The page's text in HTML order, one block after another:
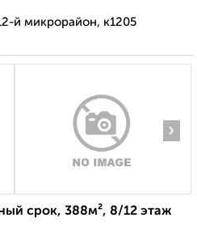
й микрорайон, к1205
›
срок, 388м², 8/12 этаж